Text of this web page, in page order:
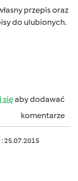
przepis oraz
do ulubionych.
sięaby dodawać
komentarze
: 25.07.2015